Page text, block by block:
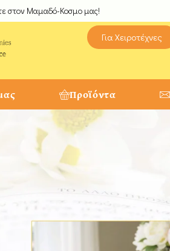
στον Μαμαδό-Κοσμο μας!
Για Χειροτέχνες
Προϊόντα